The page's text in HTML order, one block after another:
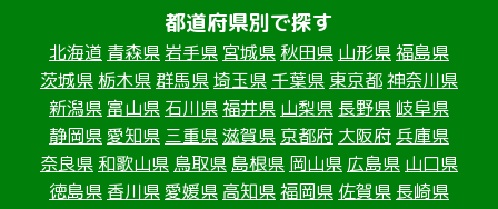
都道府県別で探す
北海道 青森県岩手県 宮城県 秋田県 山形県福島県
茨城県栃木県群馬県埼玉県 千葉県 東京都神奈川県
新潟県 富山県 石川県福井県 山梨県長野県 岐阜県
静岡県愛知県 三重県滋賀県 京都府 大阪府兵庫県
奈良県 和歌山県 鳥取県 島根県 岡山県 広島県 山口県
徳島県 香川県愛媛県 高知県福岡県 佐賀県長崎県